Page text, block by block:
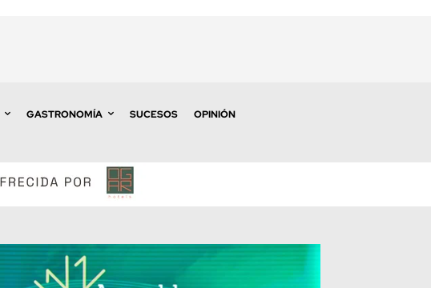
GASTRONOMÍA SUCESOS OPINIÓN